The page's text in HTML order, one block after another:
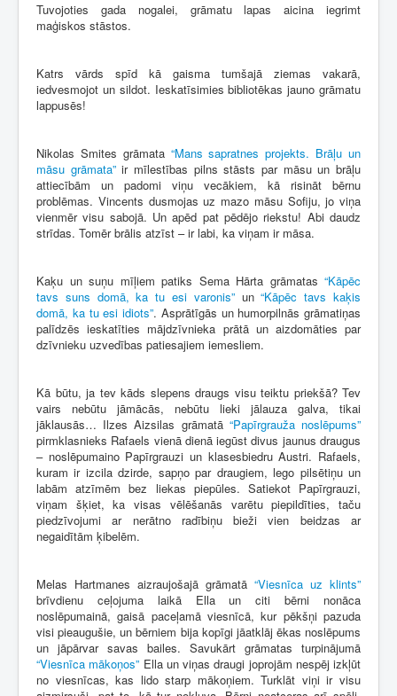
Tuvojoties gada nogalei, grāmatu lapas aicina iegrimt
maģiskos stāstos.
Katrs vārds spīd kā gaisma tumšajā ziemas vakarā,
iedvesmojot un sildot. Ieskatīsimies bibliotēkas jauno grāmatu
lappusēs!
Nikolas Smites grāmata “Mans sapratnes projekts. Brāļu un
māsu grāmata”ir mīlestības pilns stāsts par māsu un brāļu
attiecībām un padomi viņu vecākiem, kā risināt bērnu
problēmas. Vincents dusmojas uz mazo māsu Sofiju, jo viņa
vienmēr visu sabojā. Un apēd pat pēdējo riekstu! Abi daudz
strīdas. Tomēr brālis atzīst – ir labi, ka viņam ir māsa.
Kaķu un suņu mīļiem patiks Sema Hārta grāmatas “Kāpēc
tavs suns domā, ka tu esi varonis”un“Kāpēc tavs kaķis
domā, ka tu esi idiots”. Asprātīgās un humorpilnās grāmatiņas
palīdzēs ieskatīties mājdzīvnieka prātā un aizdomāties par
dzīvnieku uzvedības patiesajiem iemesliem.
Kā būtu, ja tev kāds slepens draugs visu teiktu priekšā? Tev
vairs nebūtu jāmācās, nebūtu lieki jālauza galva, tikai
jāklausās… Ilzes Aizsilas grāmatā “Papīrgrauža noslēpums”
pirmklasnieks Rafaels vienā dienā iegūst divus jaunus draugus
– noslēpumaino Papīrgrauzi un klasesbiedru Austri. Rafaels,
kuram ir izcila dzirde, sapņo par draugiem, lego pilsētiņu un
labām atzīmēm bez liekas piepūles. Satiekot Papīrgrauzi,
viņam šķiet, ka visas vēlēšanās varētu piepildīties, taču
piedzīvojumi ar nerātno radībiņu bieži vien beidzas ar
negaidītām ķibelēm.
Melas Hartmanes aizraujošajā grāmatā “Viesnīca uz klints”
brīvdienu ceļojuma laikā Ella un citi bērni nonāca
noslēpumainā, gaisā paceļamā viesnīcā, kur pēkšņi pazuda
visi pieaugušie, un bērniem bija kopīgi jāatklāj ēkas noslēpums
un jāpārvar savas bailes. Savukārt grāmatas turpinājumā
“Viesnīca mākoņos” Ella un viņas draugi joprojām nespēj izkļūt
no viesnīcas, kas lido starp mākoņiem. Turklāt viņi ir visu